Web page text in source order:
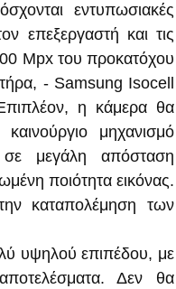
εντυπωσιακές
επεξεργαστή και τις
Mpx του προκατόχου
- Samsung Isocell
η κάμερα θα
μηχανισμό
σε μεγάλη απόσταση
ποιότητα εικόνας.
καταπολέμηση των
υψηλού επιπέδου, με
Δεν θα